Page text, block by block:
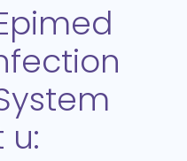
u: